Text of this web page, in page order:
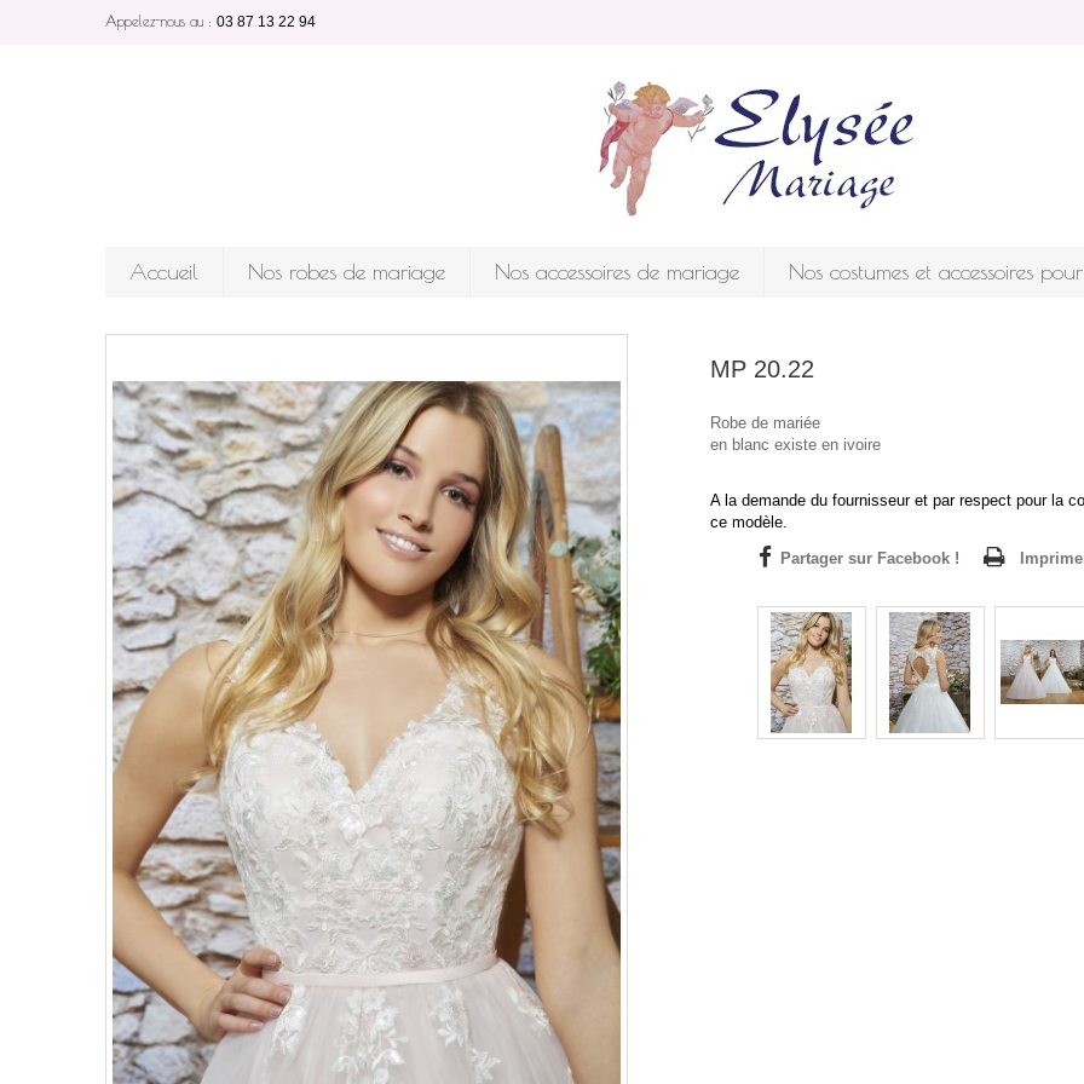
Appelez-nous au : 03 87 13 22 94
Accueil Nos robes de mariage Nos accessoires de mariage Nos costumes et accessoires
MP 20.22
Robe de mariée
en blanc existe en ivoire
A la demande du fournisseur et par respect pour la
ce modèle.
Partager sur Facebook !